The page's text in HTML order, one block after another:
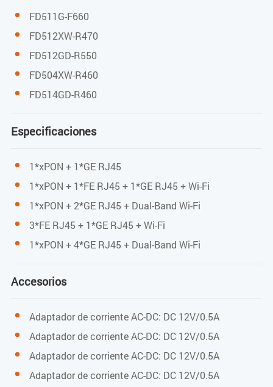
Auto MDI/MDI-X
Indicadores
0,5 A CC
Consumo de energía: <3 W
Dimensiones y peso
Dimensiones del producto
78 mm (L) x 78 mm (A) x 23,5 mm (Al)
Peso del producto
aproximadamente 62,7 g
Especificaciones ambientales
FD511G-F660
FD512XW-R470
FD512GD-R550
FD504XW-R460
FD514GD-R460
Especificaciones
1*xPON + 1*GE RJ45
1*xPON + 1*FE RJ45 + 1*GE RJ45 + Wi-Fi
1*xPON + 2*GE RJ45 + Dual-Band Wi-Fi
3*FE RJ45 + 1*GE RJ45 + Wi-Fi
1*xPON + 4*GE RJ45 + Dual-Band Wi-Fi
Accesorios
Adaptador de corriente AC-DC: DC 12V/0.5A
Adaptador de corriente AC-DC: DC 12V/0.5A
Adaptador de corriente AC-DC: DC 12V/0.5A
Adaptador de corriente AC-DC: DC 12V/0.5A